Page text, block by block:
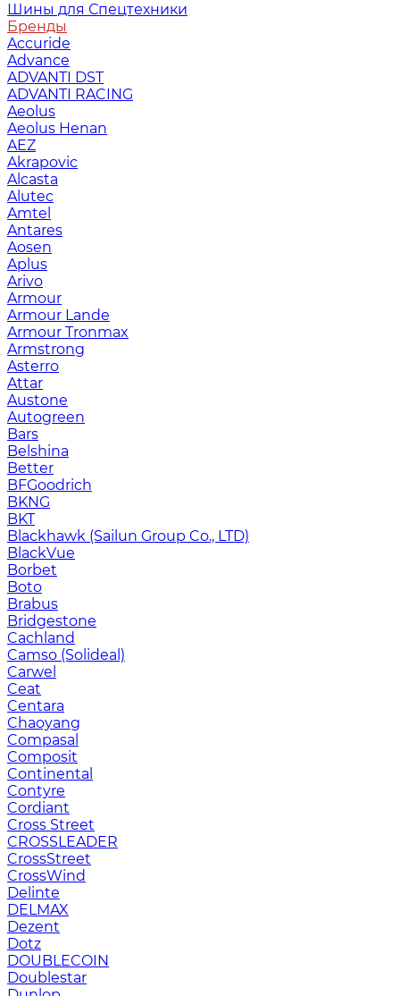
Шины для Спецтехники
Бренды
Accuride
Advance
ADVANTI DST
ADVANTI RACING
Aeolus
Aeolus Henan
AEZ
Akrapovic
Alcasta
Alutec
Amtel
Antares
Aosen
Aplus
Arivo
Armour
Armour Lande
Armour Tronmax
Armstrong
Asterro
Attar
Austone
Autogreen
Bars
Belshina
Better
BFGoodrich
BKNG
BKT
Blackhawk (Sailun Group Co., LTD)
BlackVue
Borbet
Boto
Brabus
Bridgestone
Cachland
Camso (Solideal)
Carwel
Ceat
Centara
Chaoyang
Compasal
Composit
Continental
Contyre
Cordiant
Cross Street
CROSSLEADER
CrossStreet
CrossWind
Delinte
DELMAX
Dezent
Dotz
DOUBLECOIN
Doublestar